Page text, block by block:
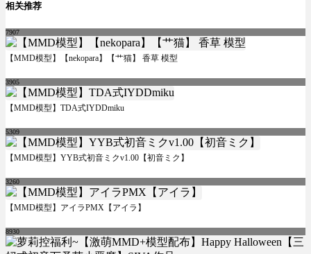
相关推荐
7907
【MMD模型】【nekopara】【艹猫】 香草 模型
3905
【MMD模型】TDA式IYDDmiku
5309
【MMD模型】YYB式初音ミクv1.00【初音ミク】
3260
【MMD模型】アイラPMX【アイラ】
8930